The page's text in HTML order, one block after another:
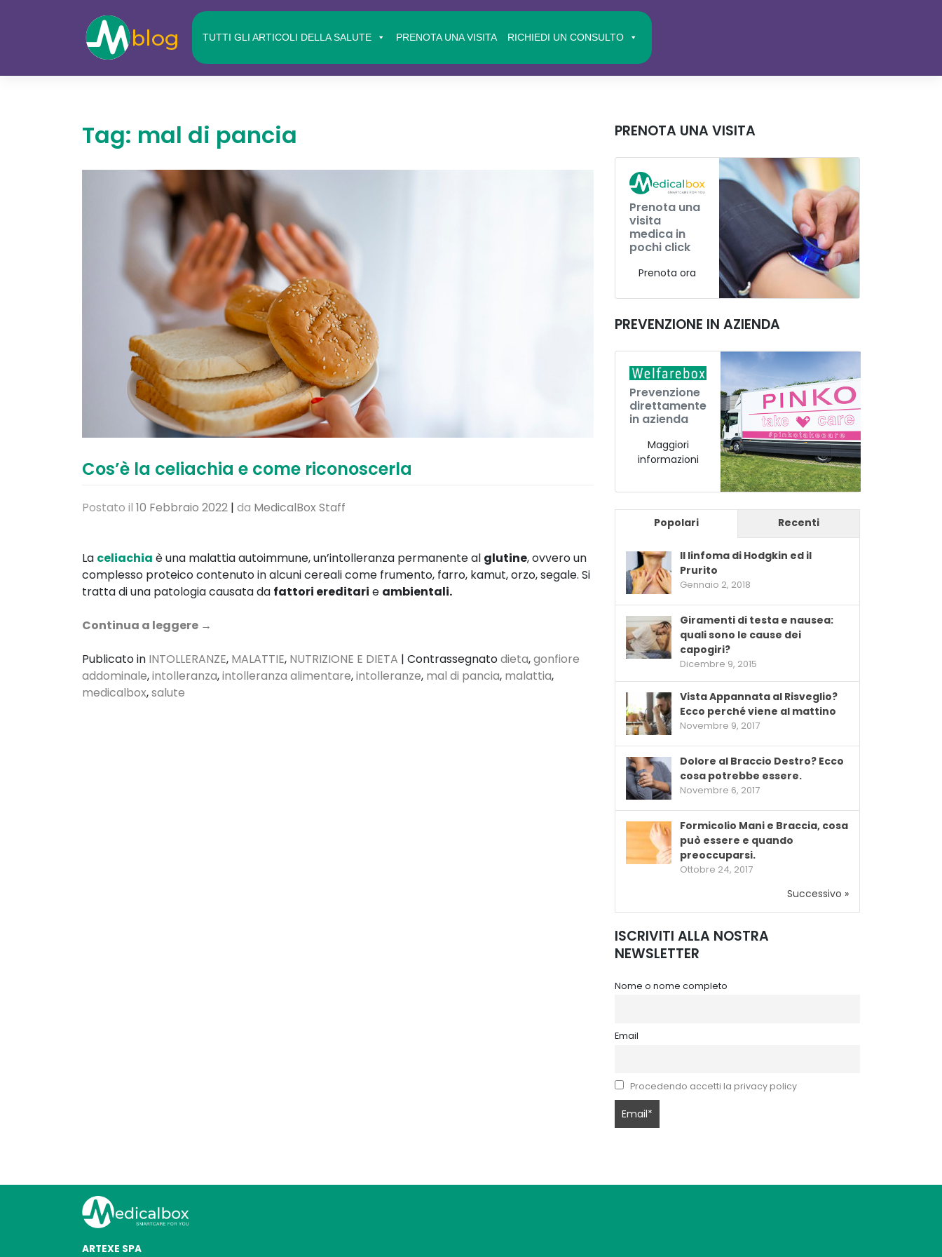
TUTTI GLI ARTICOLI DELLA SALUTE PRENOTA UNA VISITA RICHIEDI UN CONSULTO
Tag: mal di pancia
Cos’è la celiachia e come riconoscerla
Postato il 10 Febbraio 2022 | da MedicalBox Staff
La celiachia è una malattia autoimmune, un’intolleranza permanente al glutine, ovvero un
complesso proteico contenuto in alcuni cereali come frumento, farro, kamut, orzo, segale. Si
tratta di una patologia causata da fattori ereditari e ambientali.
Continua a leggere →
Publicato in INTOLLERANZE, MALATTIE, NUTRIZIONE E DIETA | Contrassegnatodieta,gonfiore
addominale,intolleranza,intolleranza alimentare,intolleranze, mal di pancia, malattia,
medicalbox,salute
PRENOTA UNA VISITA
Prenota una
visita
medica in
pochi click
Prenota ora
PREVENZIONE IN AZIENDA
Prevenzione
direttamente
in azienda
Maggiori
informazioni
Popolari Recenti
Il linfoma di Hodgkin ed il
Prurito
Gennaio 2, 2018
Giramenti di testa e nausea:
quali sono le cause dei
capogiri?
Dicembre 9, 2015
Vista Appannata al Risveglio?
Ecco perché viene al mattino
Novembre 9, 2017
Dolore al Braccio Destro? Ecco
cosa potrebbe essere.
Novembre 6, 2017
Formicolio Mani e Braccia, cosa
può essere e quando
preoccuparsi.
Ottobre 24, 2017
Successivo »
ISCRIVITI ALLA NOSTRA
NEWSLETTER
Nome o nome completo
Email
Procedendo accetti la privacy policy
ARTEXE SPA